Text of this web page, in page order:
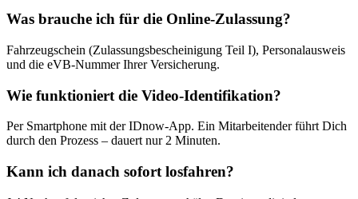
Was brauche ich für die Online-Zulassung?
Fahrzeugschein (Zulassungsbescheinigung Teil I), Personalausweis
und die eVB-Nummer Ihrer Versicherung.
Wie funktioniert die Video-Identifikation?
Per Smartphone mit der IDnow-App. Ein Mitarbeitender führt Dich
durch den Prozess – dauert nur 2 Minuten.
Kann ich danach sofort losfahren?